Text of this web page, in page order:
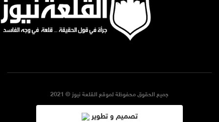
جميع الحقوق محفوظة لموقع القلعة نيوز © 2021
تصميم و تطوير